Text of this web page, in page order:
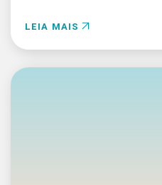
LEIA MAIS